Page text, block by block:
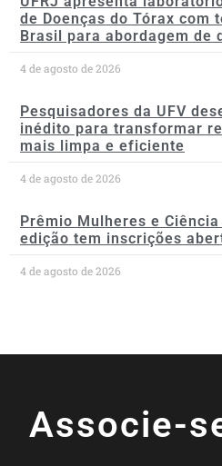
de Doenças do Tórax com
Brasil para abordagem de
4 de agosto de 2026
Pesquisadores da UFV
inédito para transformar
mais limpa e eficiente
4 de agosto de 2026
Prêmio Mulheres e
edição tem inscrições
4 de agosto de 2026
Associe-